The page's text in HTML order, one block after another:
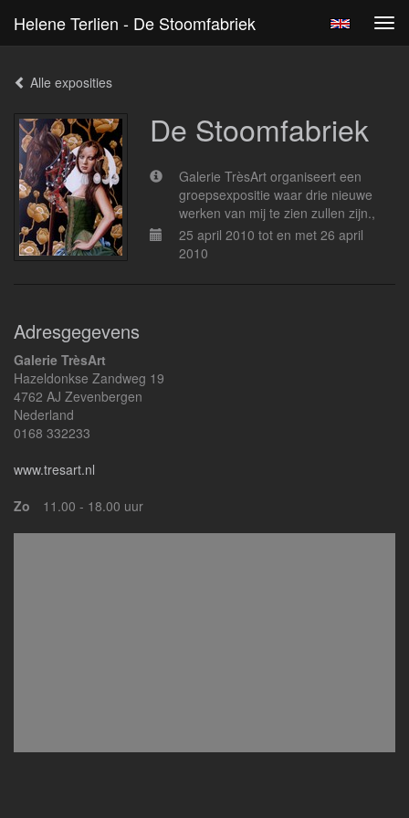
Helene Terlien - De Stoomfabriek
Alle exposities
De Stoomfabriek
Galerie TrèsArt organiseert een
groepsexpositie waar drie nieuwe
werken van mij te zien zullen zijn.,
25 april 2010 tot en met 26 april
2010
Adresgegevens
Galerie TrèsArt
Hazeldonkse Zandweg 19
4762 AJ Zevenbergen
Nederland
0168 332233
www.tresart.nl
Zo
11.00 - 18.00 uur